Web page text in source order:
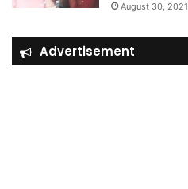
August 30, 2021
Advertisement